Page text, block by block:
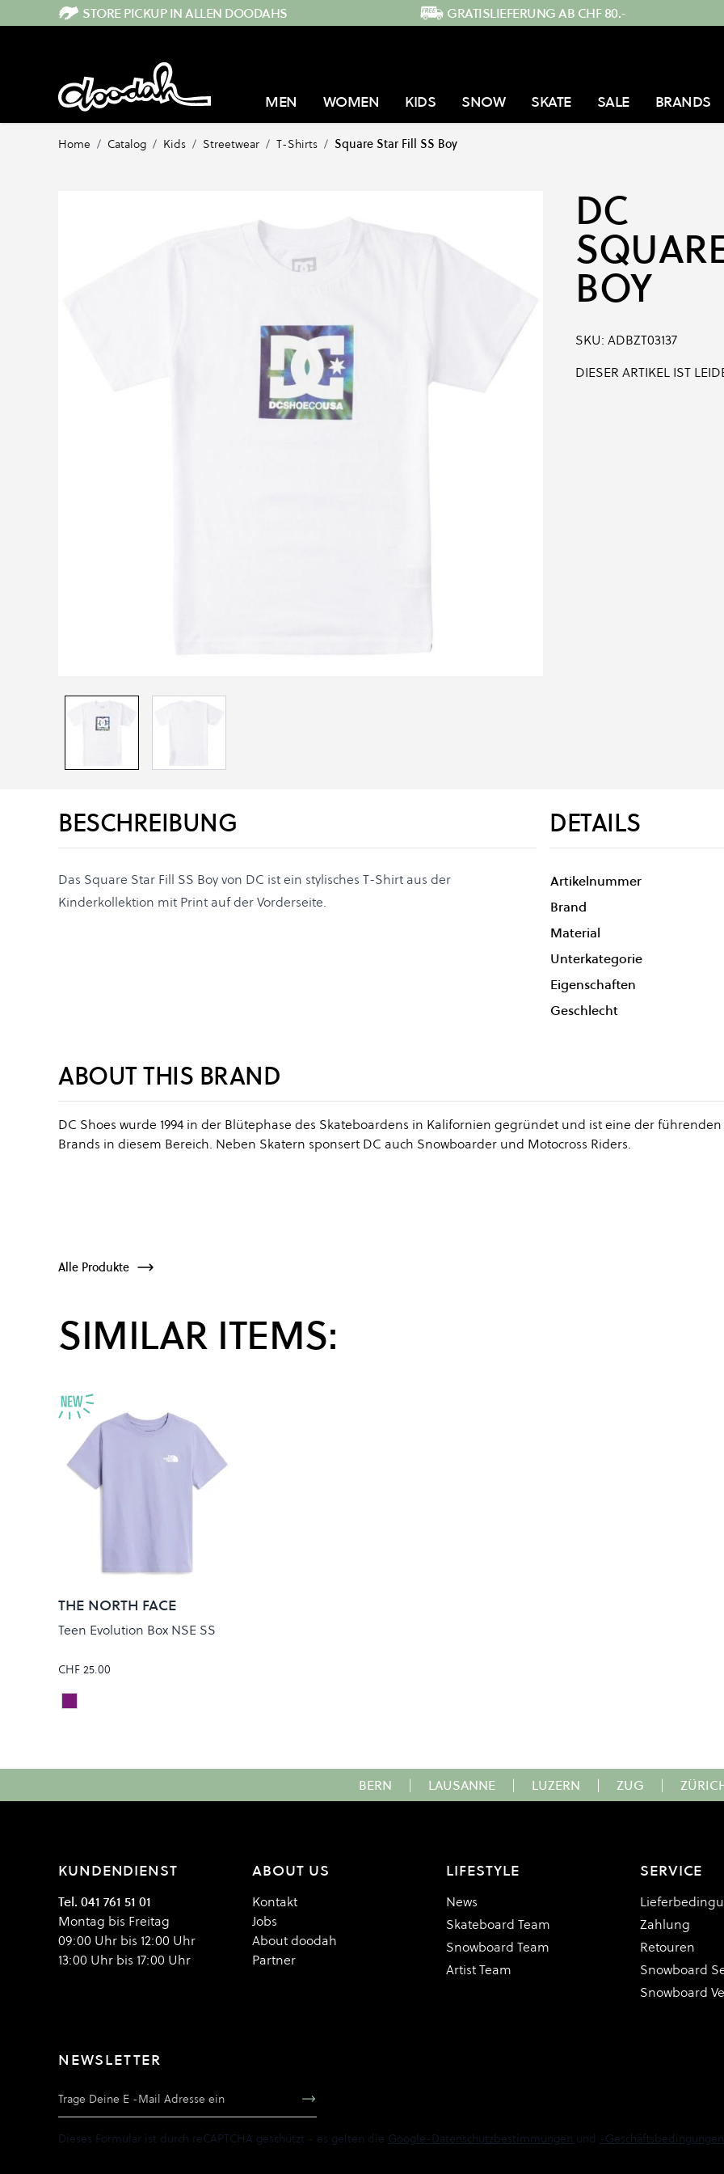
Direkt zum InhaltSTORE PICKUP IN ALLEN DOODAHS GRATISLIEFERUNG AB CHF 80.-
MEN WOMEN KIDS SNOW SKATE SALE BRANDS
Home / Catalog / Kids / Streetwear / T-Shirts / Square Star Fill SS Boy
DC
BOY
SKU: ADBZT03137
DIESER ARTIKEL IST
BESCHREIBUNG
Das Square Star Fill SS Boy von DC ist ein stylisches T-Shirt aus der
Kinderkollektion mit Print auf der Vorderseite.
DETAILS
Artikelnummer
Brand
Material
Unterkategorie
Eigenschaften
Geschlecht
ABOUT THIS BRAND
DC Shoes wurde 1994 in der Blütephase des Skateboardens in Kalifornien gegründet und ist eine der
Brands in diesem Bereich. Neben Skatern sponsert DC auch Snowboarder und Motocross Riders.
Alle Produkte
SIMILAR ITEMS:
THE NORTH FACE
Teen Evolution Box NSE SS
CHF 25.00
Colour
PALE PLUM
BERN | LAUSANNE | LUZERN | ZUG |
KUNDENDIENST
Tel. 041 761 51 01
Montag bis Freitag
09:00 Uhr bis 12:00 Uhr
13:00 Uhr bis 17:00 Uhr
ABOUT US
Kontakt
Jobs
About doodah
Partner
LIFESTYLE
News
Skateboard Team
Snowboard Team
Artist Team
SERVICE
Zahlung
Retouren
Snowboard
Snowboard
NEWSLETTER
Dieses Formular ist durch reCAPTCHA geschützt - es gelten die Google-Datenschutzbestimmungen und -Geschäftsbedingungen